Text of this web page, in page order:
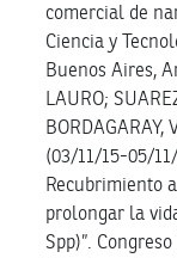
comercial de
Ciencia y
Buenos Aires,
LAURO;
BORDAGARAY,
(03/11/15-05/
Recubrimiento
prolongar la
Spp)”.